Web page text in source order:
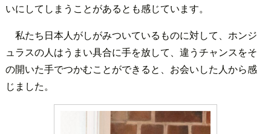
いにしてしまうことがあるとも感じています。
私たち日本人がしがみついているものに対して、ホンジ
ュラスの人はうまい具合に手を放して、違うチャンスをそ
の開いた手でつかむことができると、お会いした人から感
じました。